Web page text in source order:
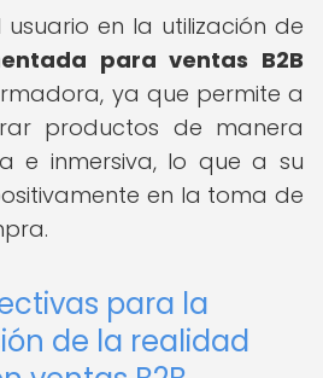
usuario en la utilización de
para ventas B2B
ya que permite a
productos de manera
e inmersiva, lo que a su
en la toma de
para la
de la realidad